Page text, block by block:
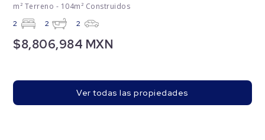
m² Terreno - 104m² Construidos
2 2 2
$8,806,984 MXN
Ver todas las propiedades